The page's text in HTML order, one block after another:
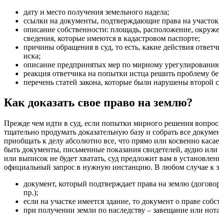
дату и место получения земельного надела;
ссылки на документы, подтверждающие права на
описание собственности: площадь, расположение,
сведения, которые имеются в кадастровом паспорте;
причины обращения в суд, то есть, какие действия
иска;
описание предпринятых мер по мирному
реакция ответчика на попытки истца решить проблему
перечень статей закона, которые были нарушены второй
Как доказать свое право на землю?
Прежде чем идти в суд, если попытки мирного решения
тщательно продумать доказательную базу и собрать все
приобщать к делу абсолютно все, что прямо или косвенно
быть документы, письменные показания свидетелей, аудио
или выписок не будет хватать, суд предложит вам в
официальный запрос в нужную инстанцию. В любом случае к
документ, который подтверждает права на землю
пр.);
если на участке имеется здание, то документ о праве
при получении земли по наследству – завещание или